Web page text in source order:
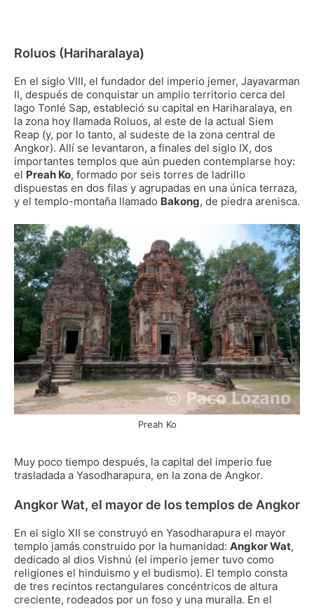
Roluos (Hariharalaya)
En el siglo VIII, el fundador del imperio jemer, Jayavarman
II, después de conquistar un amplio territorio cerca del
lago Tonlé Sap, estableció su capital en Hariharalaya, en
la zona hoy llamada Roluos, al este de la actual Siem
Reap (y, por lo tanto, al sudeste de la zona central de
Angkor). Allí se levantaron, a finales del siglo IX, dos
importantes templos que aún pueden contemplarse hoy:
el Preah Ko, formado por seis torres de ladrillo
dispuestas en dos filas y agrupadas en una única terraza,
y el templo-montaña llamado Bakong, de piedra arenisca.
Preah Ko
Muy poco tiempo después, la capital del imperio fue
trasladada a Yasodharapura, en la zona de Angkor.
Angkor Wat, el mayor de los templos de Angkor
En el siglo XII se construyó en Yasodharapura el mayor
templo jamás construido por la humanidad: Angkor Wat,
dedicado al dios Vishnú (el imperio jemer tuvo como
religiones el hinduismo y el budismo). El templo consta
de tres recintos rectangulares concéntricos de altura
creciente, rodeados por un foso y una muralla. En el